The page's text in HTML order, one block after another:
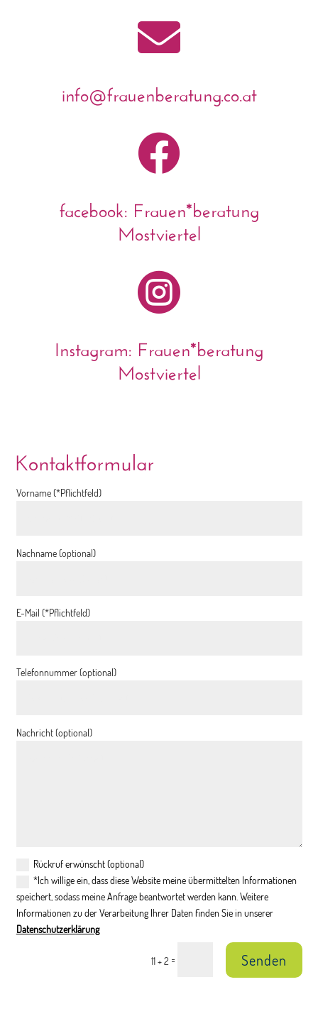

info@frauenberatung.co.at

facebook: Frauen*beratung
Mostviertel

Instagram: Frauen*beratung
Mostviertel
Kontaktformular
Vorname (*Pflichtfeld)
Nachname (optional)
E-Mail (*Pflichtfeld)
Telefonnummer (optional)
Nachricht (optional)
Rückruf erwünscht (optional)
*Ich willige ein, dass diese Website meine übermittelten Informationen
speichert, sodass meine Anfrage beantwortet werden kann. Weitere
Informationen zu der Verarbeitung Ihrer Daten finden Sie in unserer
Datenschutzerklärung
11 + 2 = Senden